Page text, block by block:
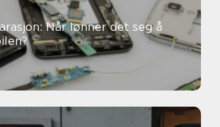
Når lønner det seg å